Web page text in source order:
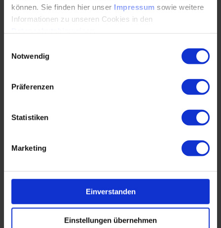
können. Sie finden hier unser Impressum sowie weitere
Informationen zu unseren Cookies in den
Notwendig
Präferenzen
Statistiken
Marketing
Einverstanden
Einstellungen übernehmen
Fach- und Prozesswissen zusammenführen
Nachvollziehbarkeit und Zeitdruck als Treiber
Effiziente Dokumentation von Wissen
Aufbau einer Wissenskultur und -community
Wer ist eigentlich Experte für welches Thema?
Projektmarketing: Abwehrmechanismen im
Unternehmen abbauen
Die Bedeutung von Wissensmanagement
kommunizieren